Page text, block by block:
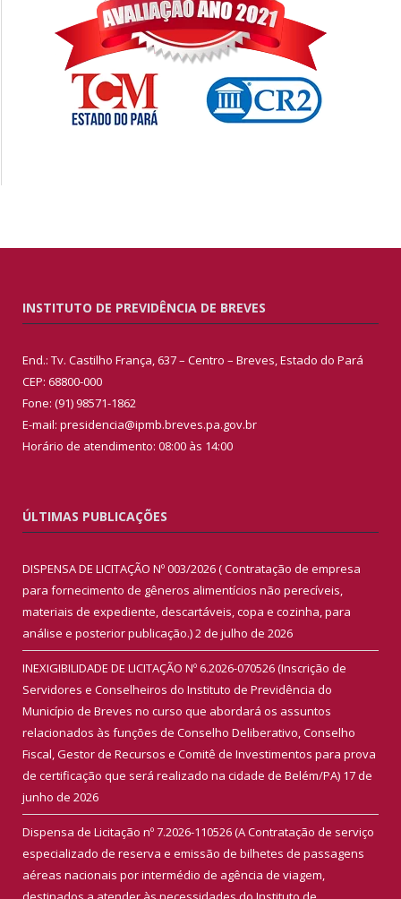
INSTITUTO DE PREVIDÊNCIA DE BREVES
End.: Tv. Castilho França, 637 – Centro – Breves, Estado do Pará
CEP: 68800-000
Fone: (91) 98571-1862
E-mail: presidencia@ipmb.breves.pa.gov.br
Horário de atendimento: 08:00 às 14:00
ÚLTIMAS PUBLICAÇÕES
DISPENSA DE LICITAÇÃO Nº 003/2026 ( Contratação de empresa
para fornecimento de gêneros alimentícios não perecíveis,
materiais de expediente, descartáveis, copa e cozinha, para
análise e posterior publicação.)2 de julho de 2026
INEXIGIBILIDADE DE LICITAÇÃO Nº 6.2026-070526 (Inscrição de
Servidores e Conselheiros do Instituto de Previdência do
Município de Breves no curso que abordará os assuntos
relacionados às funções de Conselho Deliberativo, Conselho
Fiscal, Gestor de Recursos e Comitê de Investimentos para prova
de certificação que será realizado na cidade de Belém/PA) 17 de
junho de 2026
Dispensa de Licitação nº 7.2026-110526 (A Contratação de serviço
especializado de reserva e emissão de bilhetes de passagens
aéreas nacionais por intermédio de agência de viagem,